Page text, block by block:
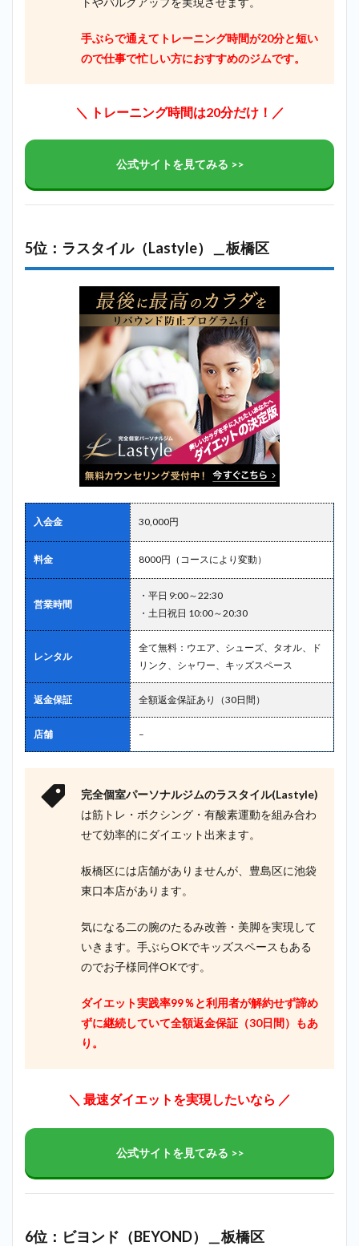
手ぶらで通えてトレーニング時間が20分と短い
ので仕事で忙しい方におすすめのジムです。
＼ トレーニング時間は20分だけ！／
公式サイトを見てみる >>
5位：ラスタイル（Lastyle）＿板橋区
入会金 30,000円
料金 8000円（コースにより変動）
営業時間
・平日 9:00～22:30
・土日祝日 10:00～20:30
レンタル
全て無料：ウエア、シューズ、タオル、ド
リンク、シャワー、キッズスペース
返金保証 全額返金保証あり（30日間）
店舗 –
完全個室パーソナルジムのラスタイル(Lastyle)
は筋トレ・ボクシング・有酸素運動を組み合わ
せて効率的にダイエット出来ます。
板橋区には店舗がありませんが、豊島区に池袋
東口本店があります。
気になる二の腕のたるみ改善・美脚を実現して
いきます。手ぶらOKでキッズスペースもある
のでお子様同伴OKです。
ダイエット実践率99％と利用者が解約せず諦め
ずに継続していて全額返金保証（30日間）もあ
り。
＼ 最速ダイエットを実現したいなら ／
公式サイトを見てみる >>
6位：ビヨンド（BEYOND）＿板橋区